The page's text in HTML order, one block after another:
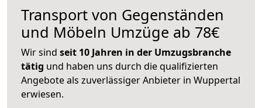
Transport von Gegenständen
und Möbeln Umzüge ab 78€
Wir sind seit 10 Jahren in der Umzugsbranche
tätig und haben uns durch die qualifizierten
Angebote als zuverlässiger Anbieter in Wuppertal
erwiesen.